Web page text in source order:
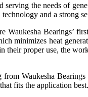
serving the needs of
and a strong
Bearings’
minimizes heat
their proper use, the
Waukesha
fits the application